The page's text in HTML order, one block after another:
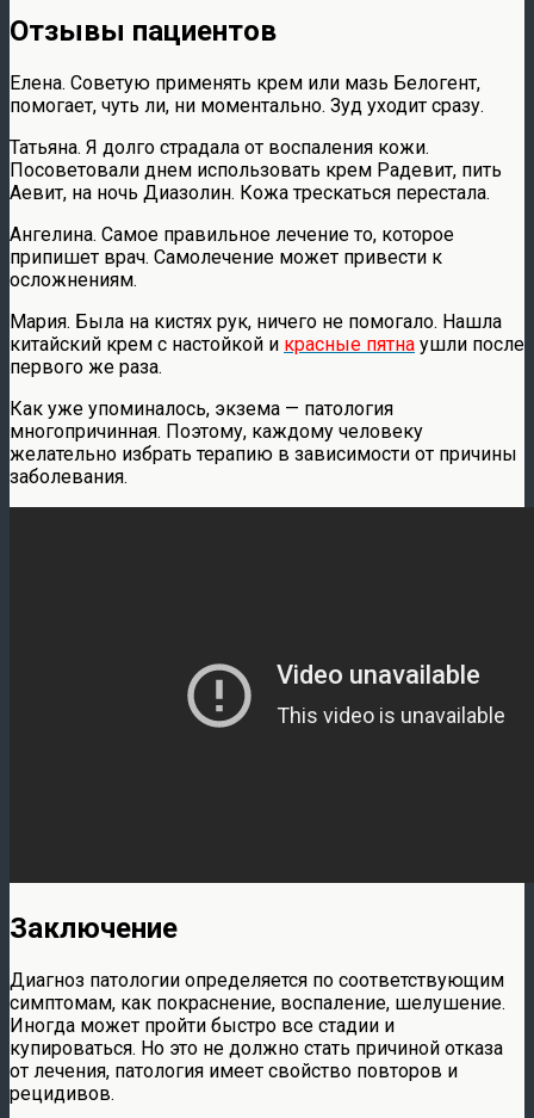
Отзывы пациентов
Елена. Советую применять крем или мазь Белогент,
помогает, чуть ли, ни моментально. Зуд уходит сразу.
Татьяна. Я долго страдала от воспаления кожи.
Посоветовали днем использовать крем Радевит, пить
Аевит, на ночь Диазолин. Кожа трескаться перестала.
Ангелина. Самое правильное лечение то, которое
припишет врач. Самолечение может привести к
осложнениям.
Мария. Была на кистях рук, ничего не помогало. Нашла
китайский крем с настойкой и красные пятна ушли после
первого же раза.
Как уже упоминалось, экзема — патология
многопричинная. Поэтому, каждому человеку
желательно избрать терапию в зависимости от причины
заболевания.
Заключение
Диагноз патологии определяется по соответствующим
симптомам, как покраснение, воспаление, шелушение.
Иногда может пройти быстро все стадии и
купироваться. Но это не должно стать причиной отказа
от лечения, патология имеет свойство повторов и
рецидивов.